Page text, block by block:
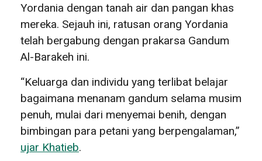
Yordania dengan tanah air dan pangan khas
mereka. Sejauh ini, ratusan orang Yordania
telah bergabung dengan prakarsa Gandum
Al-Barakeh ini.
“Keluarga dan individu yang terlibat belajar
bagaimana menanam gandum selama musim
penuh, mulai dari menyemai benih, dengan
bimbingan para petani yang berpengalaman,”
ujar Khatieb.